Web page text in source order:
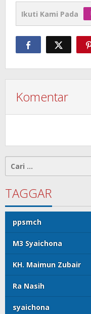
Ikuti Kami Pada
Komentar
untuk:
TAGGAR
ppsmch
M3 Syaichona
KH. Maimun Zubair
Ra Nasih
syaichona